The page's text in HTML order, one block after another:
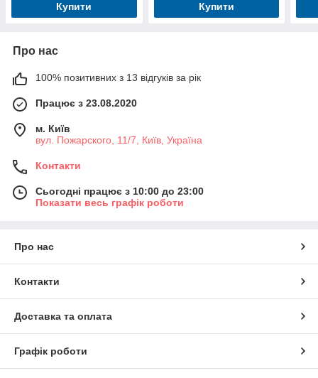
Купити Купити
Про нас
100% позитивних з 13 відгуків за рік
Працює з 23.08.2020
м. Київ
вул. Пожарского, 11/7, Київ, Україна
Контакти
Сьогодні працює з 10:00 до 23:00
Показати весь графік роботи
Про нас
Контакти
Доставка та оплата
Графік роботи